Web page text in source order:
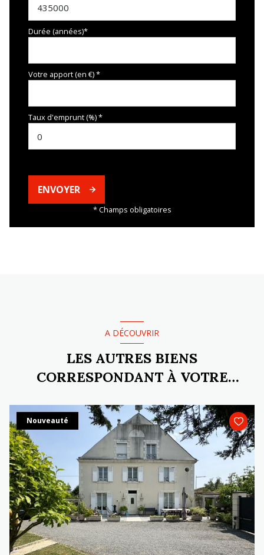
Durée (années)*
Votre apport (en €) *
Taux d'emprunt (%) *
ENVOYER
* Champs obligatoires
A DÉCOUVRIR
LES AUTRES BIENS
CORRESPONDANT À VOTRE
Nouveauté